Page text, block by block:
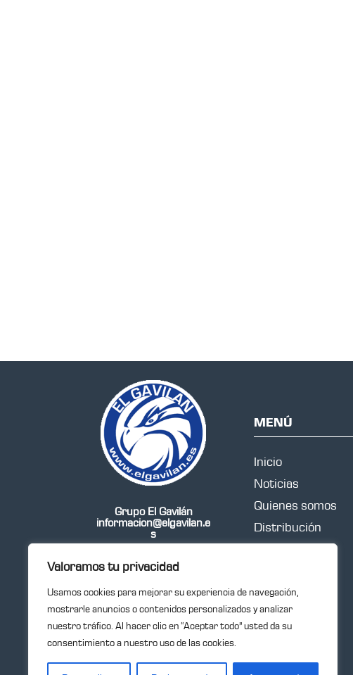
Valoramos tu privacidad
Usamos cookies para mejorar su experiencia de navegación,
mostrarle anuncios o contenidos personalizados y analizar
nuestro tráfico. Al hacer clic en “Aceptar todo” usted da su
consentimiento a nuestro uso de las cookies.
Grupo El Gavilán
informacion@elgavilan.e
s
Síguenos en redes
sociales:
MENÚ
Inicio
Noticias
Quienes somos
Distribución